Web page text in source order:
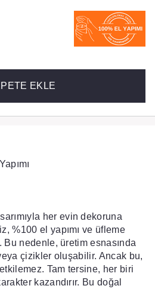
EKLE
her evin dekoruna
%100 el yapımı ve üfleme
Bu nedenle, üretim esnasında
çizikler oluşabilir. Ancak bu,
Tam tersine, her biri
kazandırır. Bu doğal